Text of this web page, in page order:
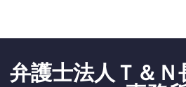
弁護士法人Ｔ＆Ｎ